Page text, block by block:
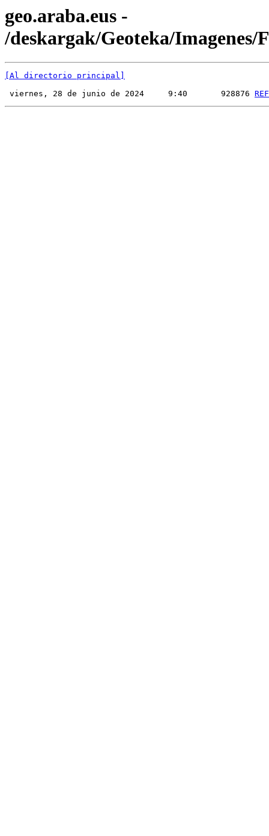
geo.araba.eus -
/deskargak/Geoteka/Imagenes/
[Al directorio principal]
viernes, 28 de junio de 2024     9:40       928876